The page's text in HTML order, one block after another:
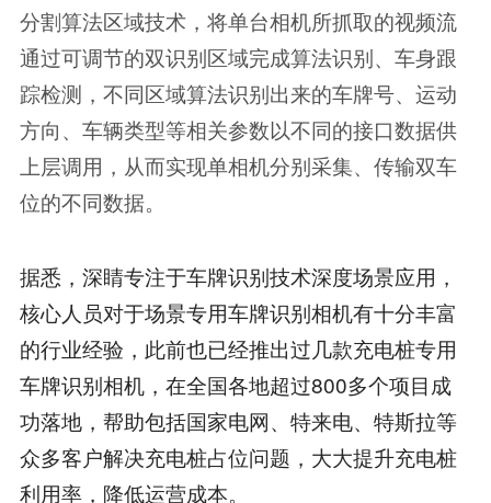
分割算法区域技术，将单台相机所抓取的视频流
通过可调节的双识别区域完成算法识别、车身跟
踪检测，不同区域算法识别出来的车牌号、运动
方向、车辆类型等相关参数以不同的接口数据供
上层调用，从而实现单相机分别采集、传输双车
位的不同数据。
据悉，深睛专注于车牌识别技术深度场景应用，
核心人员对于场景专用车牌识别相机有十分丰富
的行业经验，此前也已经推出过几款充电桩专用
车牌识别相机，在全国各地超过800多个项目成
功落地，帮助包括国家电网、特来电、特斯拉等
众多客户解决充电桩占位问题，大大提升充电桩
利用率，降低运营成本。